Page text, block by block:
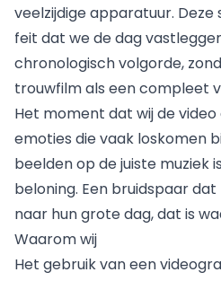
veelzijdige apparatuur.
feit dat we de dag
chronologisch volgorde,
trouwfilm als een compleet
Het moment dat wij de
emoties die vaak loskomen
beelden op de juiste muziek
beloning. Een bruidspaar
naar hun grote dag, dat is
Waarom wij
Het gebruik van een